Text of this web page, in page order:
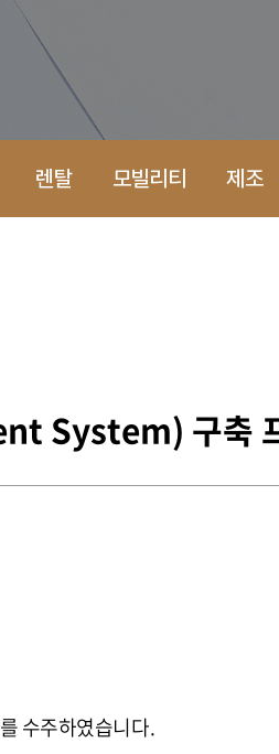
렌탈 모빌리티 제조
System) 구축
수주하였습니다.